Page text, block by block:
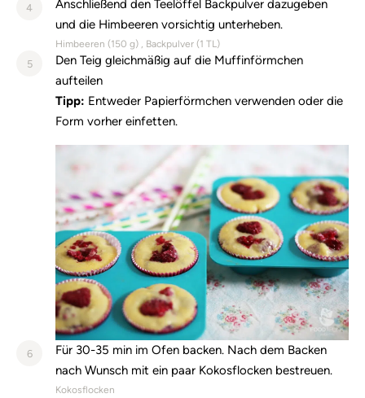
4
Anschließend den Teelöffel Backpulver dazugeben
und die Himbeeren vorsichtig unterheben.
Himbeeren (150 g) Backpulver (1 TL)
5
Den Teig gleichmäßig auf die Muffinförmchen
aufteilen
Tipp: Entweder Papierförmchen verwenden oder die
Form vorher einfetten.
6
Für 30-35 min im Ofen backen. Nach dem Backen
nach Wunsch mit ein paar Kokosflocken bestreuen.
Kokosflocken